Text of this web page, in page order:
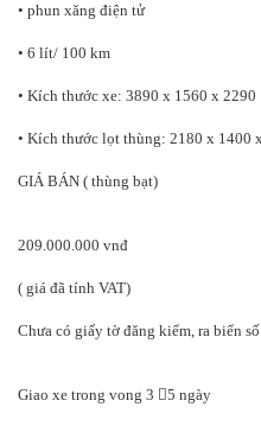
• phun xăng điện tử
• 6 lít/ 100 km
• Kích thước xe: 3890 x 1560 x 2290
• Kích thước lọt thùng: 2180 x 1400
GIÁ BÁN ( thùng bạt)
209.000.000 vnđ
( giá đã tính VAT)
Chưa có giấy tờ đăng kiểm, ra biển số
Giao xe trong vong 3 5 ngày